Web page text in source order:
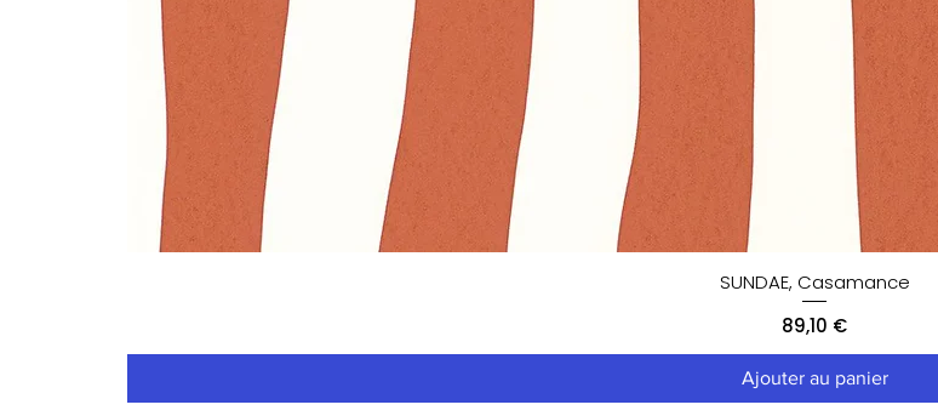
SUNDAE, Casamance
Prix
89,10 €
Ajouter au panier